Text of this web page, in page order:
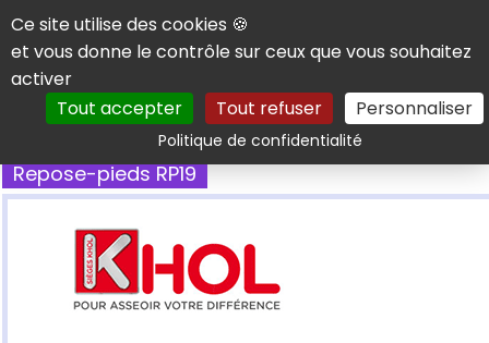
Panneau de gestion des cookies
Ce site utilise des cookies 🍪
et vous donne le contrôle sur ceux que vous souhaitez
activer
Tout accepter
Tout refuser Personnaliser
Politique de confidentialitéRechercher
Repose-pieds RP19